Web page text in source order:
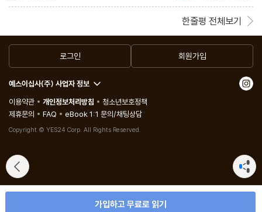
한줄평 전체보기
가입하고 무료로 읽기
로그인 회원가입
예스이십사(주) 사업자 정보
이용약관
개인정보처리방침
청소년보호정책
제휴문의
FAQ eBook 1:1 문의/채팅상담
Copyright © YES24 Corp. All Rights Reserved.